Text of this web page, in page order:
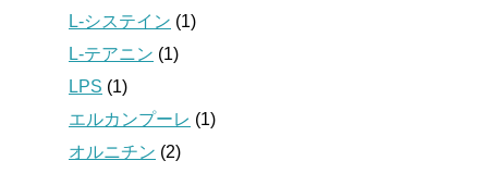
L-システイン (1)
L-テアニン (1)
LPS (1)
エルカンプーレ (1)
オルニチン (2)